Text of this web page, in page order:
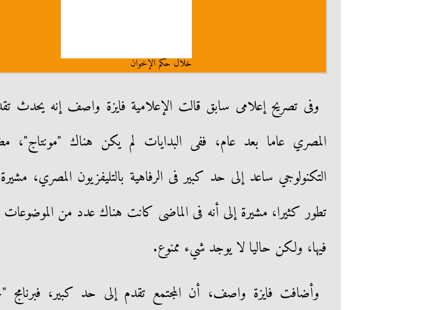
خلال حكم الإخوان
وفى تصريح إعلامى سابق قالت الإعلامية فايزة واصف إنه يحدث
المصري عاما بعد عام، ففى البدايات لم يكن هناك "مونتاج"،
التكنولوجي ساعد إلى حد كبير فى الرفاهية بالتليفزيون المصري،
تطور كثيرا، مشيرة إلى أنه فى الماضى كانت هناك عدد من
فيها، ولكن حاليا لا يوجد شيء ممنوع.
وأضافت فايزة واصف، أن المجتمع تقدم إلى حد كبير، فبرنامج